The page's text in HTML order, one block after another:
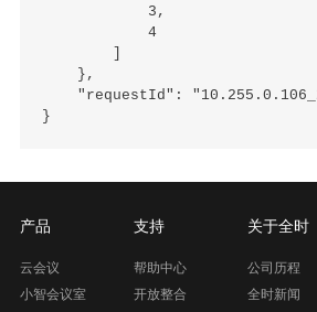
            3,
            4
    },
"requestId":
产品
云会议
小智会议室
支持
帮助中心
开放整合
关于全时
公司历程
全时新闻